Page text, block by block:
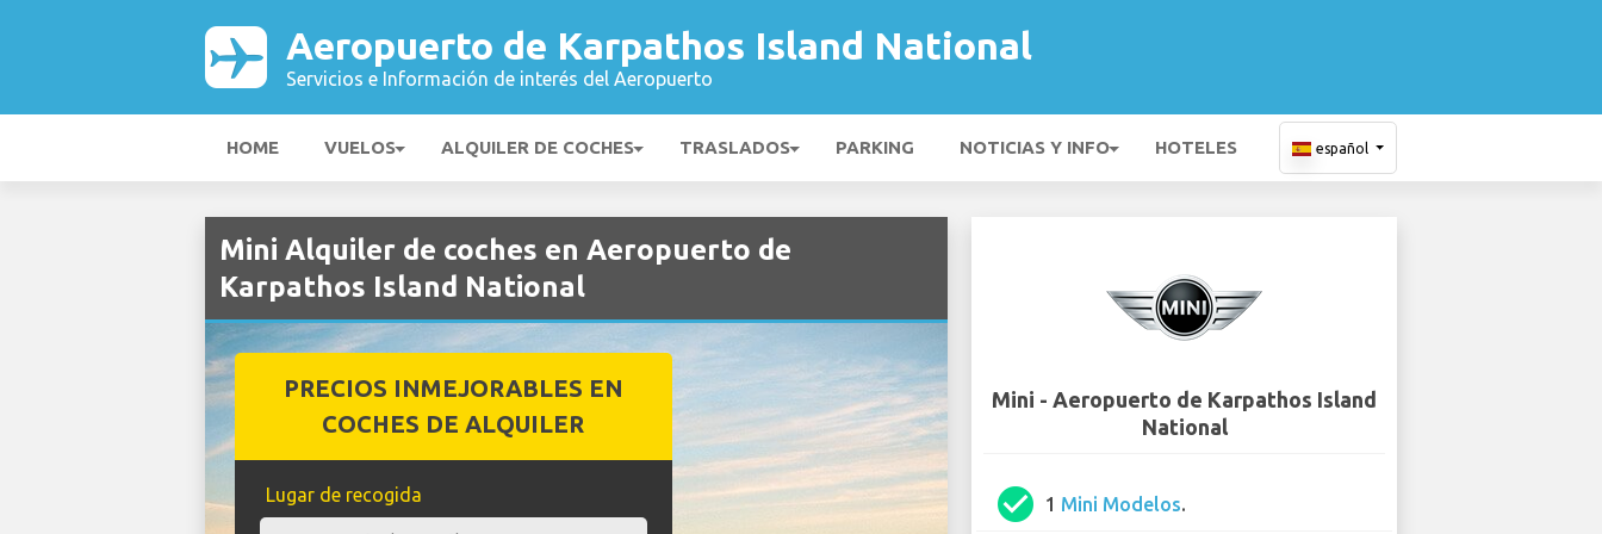
Aeropuerto de Karpathos Island National
Servicios e Información de interés del Aeropuerto
HOME VUELOS ALQUILER DE COCHES TRASLADOS PARKING NOTICIAS Y INFO HOTELES español
Mini Alquiler de coches en Aeropuerto de
Karpathos Island National
PRECIOS INMEJORABLES EN
COCHES DE ALQUILER
Lugar de recogida
Mini - Aeropuerto de Karpathos Island
National
check_circle 1 Mini Modelos.